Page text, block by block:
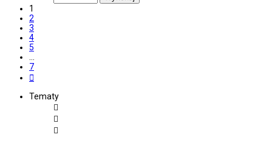
1
2
3
4
5
…
7
Tematy